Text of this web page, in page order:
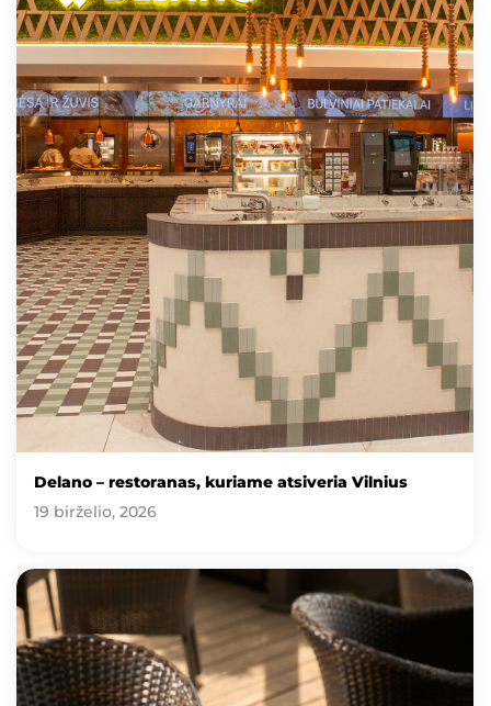
Delano – restoranas, kuriame atsiveria Vilnius
19 birželio, 2026